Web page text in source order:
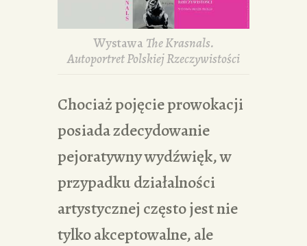
Wystawa The Krasnals.
Autoportret Polskiej Rzeczywistości
Chociaż pojęcie prowokacji
posiada zdecydowanie
pejoratywny wydźwięk, w
przypadku działalności
artystycznej często jest nie
tylko akceptowalne, ale